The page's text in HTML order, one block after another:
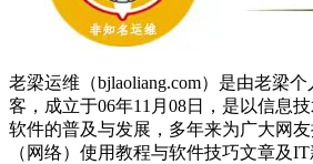
老梁运维（bjlaoliang.com）是由老梁
客，成立于06年11月08日，是以信息
软件的普及与发展，多年来为广大网
（网络）使用教程与软件技巧文章及